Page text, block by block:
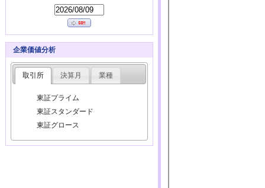
企業価値分析
取引所 決算月 業種
東証プライム
東証スタンダード
東証グロース